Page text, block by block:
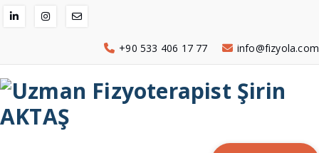
geç
info@fizyola.com
+90 533 406 17 77